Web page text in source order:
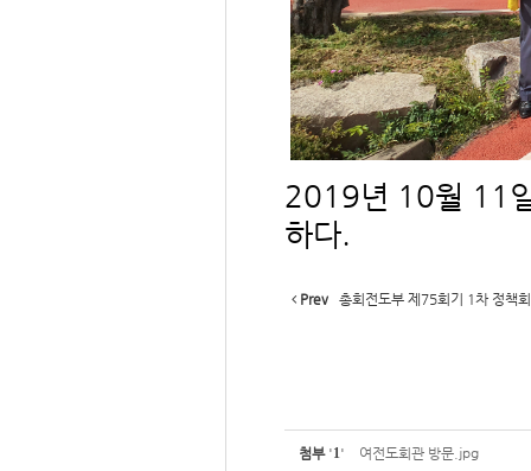
2019년 10월 11
하다.
Prev 총회전도부 제75회기 1차 정책
첨부 '1' 여전도회관 방문.jpg